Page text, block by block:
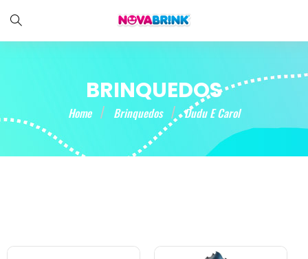
BRINQUEDOS
Home Brinquedos Dudu E Carol